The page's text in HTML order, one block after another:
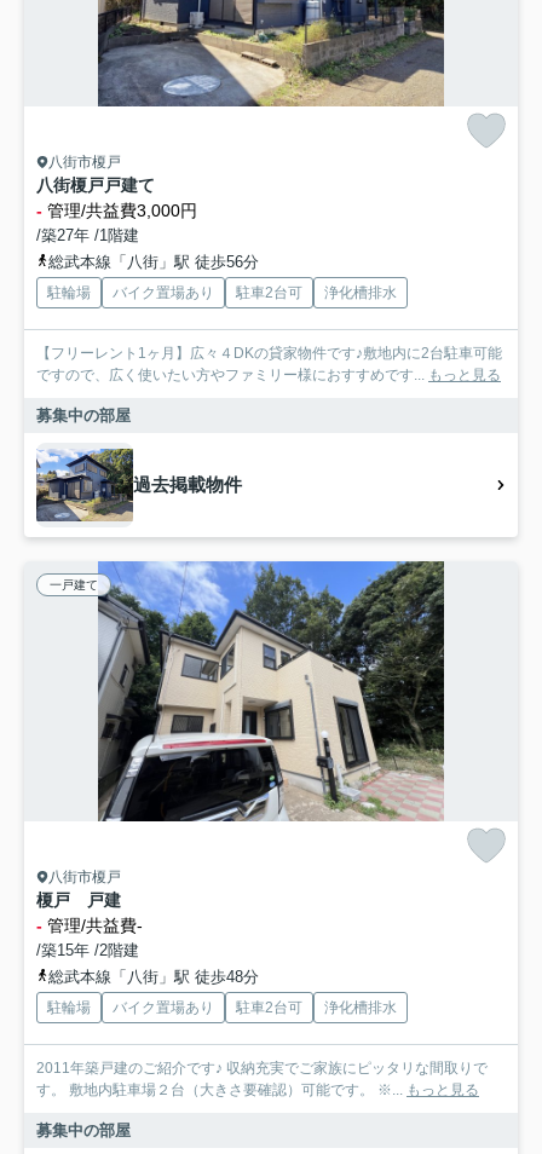
八街市榎戸
八街榎戸戸建て
- 管理/共益費3,000円
/築27年 /1階建
総武本線「八街」駅 徒歩56分
駐輪場 バイク置場あり 駐車2台可 浄化槽排水
【フリーレント1ヶ月】広々４DKの貸家物件です♪敷地内に2台駐車可能
ですので、広く使いたい方やファミリー様におすすめです... もっと見る
募集中の部屋
過去掲載物件
一戸建て
八街市榎戸
榎戸 戸建
- 管理/共益費-
/築15年 /2階建
総武本線「八街」駅 徒歩48分
駐輪場 バイク置場あり 駐車2台可 浄化槽排水
2011年築戸建のご紹介です♪ 収納充実でご家族にピッタリな間取りで
す。 敷地内駐車場２台（大きさ要確認）可能です。 ※... もっと見る
募集中の部屋